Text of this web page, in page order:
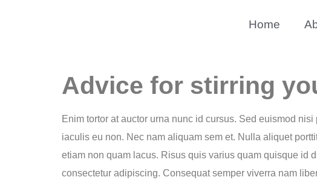
Home
Advice for stirring
Enim tortor at auctor urna nunc id cursus. Sed euismod
iaculis eu non. Nec nam aliquam sem et. Nulla aliquet
etiam non quam lacus. Risus quis varius quam quisque id
consectetur adipiscing. Consequat semper viverra nam